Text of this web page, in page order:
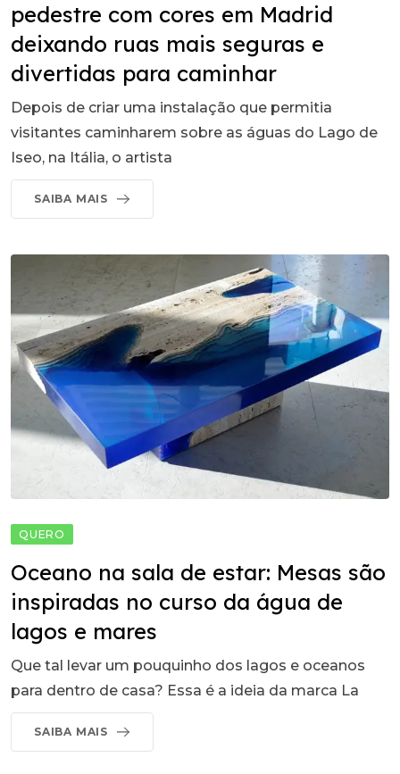
pedestre com cores em Madrid
deixando ruas mais seguras e
divertidas para caminhar
Depois de criar uma instalação que permitia
visitantes caminharem sobre as águas do Lago de
Iseo, na Itália, o artista
SAIBA MAIS
QUERO
Oceano na sala de estar: Mesas são
inspiradas no curso da água de
lagos e mares
Que tal levar um pouquinho dos lagos e oceanos
para dentro de casa? Essa é a ideia da marca La
SAIBA MAIS